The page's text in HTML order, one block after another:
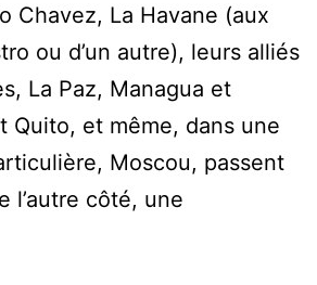
Chavez, La Havane (aux
ou d’un autre), leurs alliés
La Paz, Managua et
Quito, et même, dans une
Moscou, passent
l’autre côté, une